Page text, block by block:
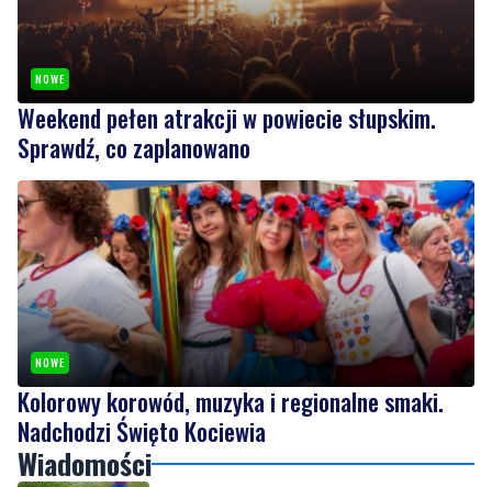
NOWE
Weekend pełen atrakcji w powiecie słupskim.
Sprawdź, co zaplanowano
NOWE
Kolorowy korowód, muzyka i regionalne smaki.
Nadchodzi Święto Kociewia
Wiadomości